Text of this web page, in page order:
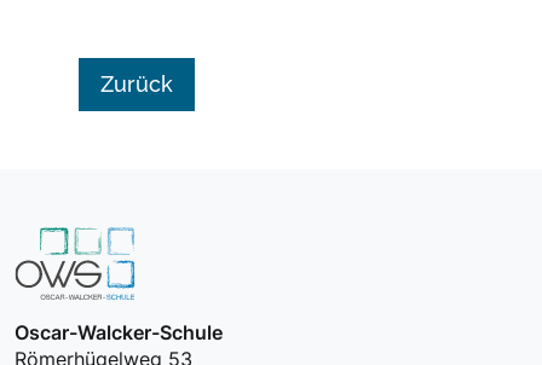
Zurück
Oscar-Walcker-Schule
Römerhügelweg 53